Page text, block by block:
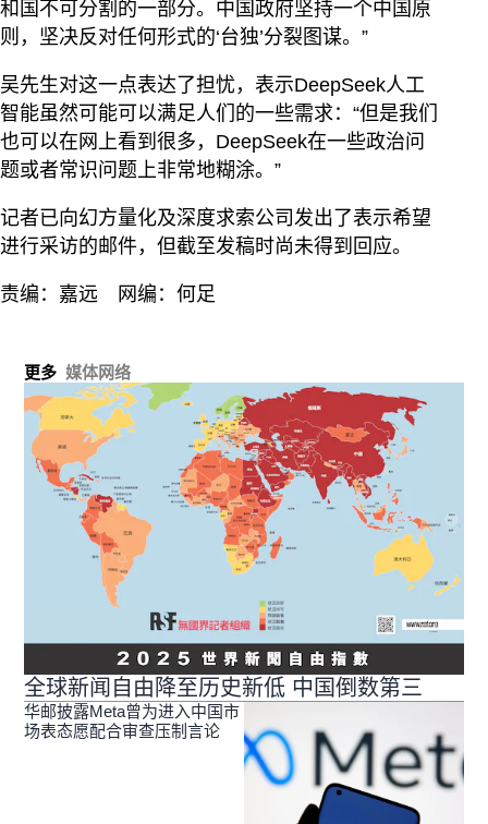
和国不可分割的一部分。中国政府坚持一个中国原
则，坚决反对任何形式的‘台独’分裂图谋。”
吴先生对这一点表达了担忧，表示DeepSeek人工
智能虽然可能可以满足人们的一些需求：“但是我们
也可以在网上看到很多，DeepSeek在一些政治问
题或者常识问题上非常地糊涂。”
记者已向幻方量化及深度求索公司发出了表示希望
进行采访的邮件，但截至发稿时尚未得到回应。
责编：嘉远 网编：何足
更多 媒体网络
全球新闻自由降至历史新低 中国倒数第三
华邮披露Meta曾为进入中国市
场表态愿配合审查压制言论